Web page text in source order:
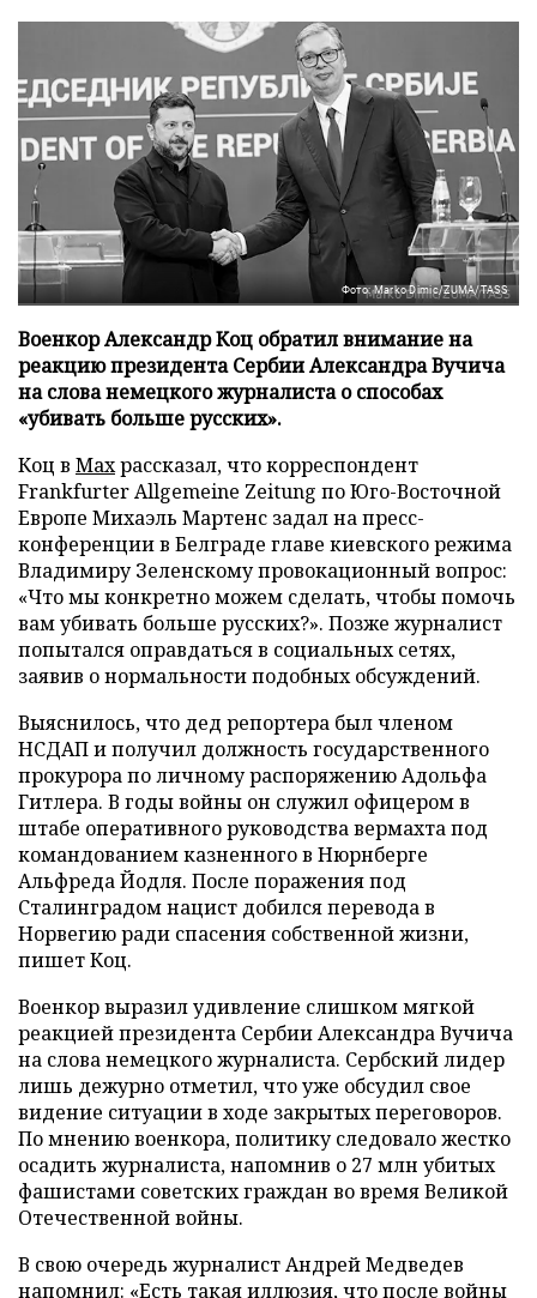
Фото: Marko Dimic/ZUMA/TASS
Военкор Александр Коц обратил внимание на
реакцию президента Сербии Александра Вучича
на слова немецкого журналиста о способах
«убивать больше русских».
Коц в Махрассказал, что корреспондент
Frankfurter Allgemeine Zeitung по Юго-Восточной
Европе Михаэль Мартенс задал на пресс-
конференции в Белграде главе киевского режима
Владимиру Зеленскому провокационный вопрос:
«Что мы конкретно можем сделать, чтобы помочь
вам убивать больше русских?». Позже журналист
попытался оправдаться в социальных сетях,
заявив о нормальности подобных обсуждений.
Выяснилось, что дед репортера был членом
НСДАП и получил должность государственного
прокурора по личному распоряжению Адольфа
Гитлера. В годы войны он служил офицером в
штабе оперативного руководства вермахта под
командованием казненного в Нюрнберге
Альфреда Йодля. После поражения под
Сталинградом нацист добился перевода в
Норвегию ради спасения собственной жизни,
пишет Коц.
Военкор выразил удивление слишком мягкой
реакцией президента Сербии Александра Вучича
на слова немецкого журналиста. Сербский лидер
лишь дежурно отметил, что уже обсудил свое
видение ситуации в ходе закрытых переговоров.
По мнению военкора, политику следовало жестко
осадить журналиста, напомнив о 27 млн убитых
фашистами советских граждан во время Великой
Отечественной войны.
В свою очередь журналист Андрей Медведев
напомнил: «Есть такая иллюзия, что после войны